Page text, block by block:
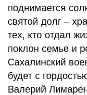
поднимается
святой долг –
тех, кто отдал
поклон семье и
Сахалинский
будет с
Валерий